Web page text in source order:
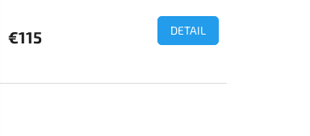
je
5
€115 DETAIL